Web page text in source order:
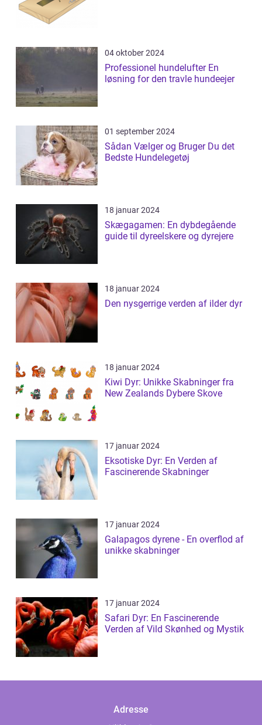
04 oktober 2024
Professionel hundelufter En
løsning for den travle hundeejer
01 september 2024
Sådan Vælger og Bruger Du det
Bedste Hundelegetøj
18 januar 2024
Skægagamen: En dybdegående
guide til dyreelskere og dyrejere
18 januar 2024
Den nysgerrige verden af ilder dyr
18 januar 2024
Kiwi Dyr: Unikke Skabninger fra
New Zealands Dybere Skove
17 januar 2024
Eksotiske Dyr: En Verden af
Fascinerende Skabninger
17 januar 2024
Galapagos dyrene - En overflod af
unikke skabninger
17 januar 2024
Safari Dyr: En Fascinerende
Verden af Vild Skønhed og Mystik
Adresse